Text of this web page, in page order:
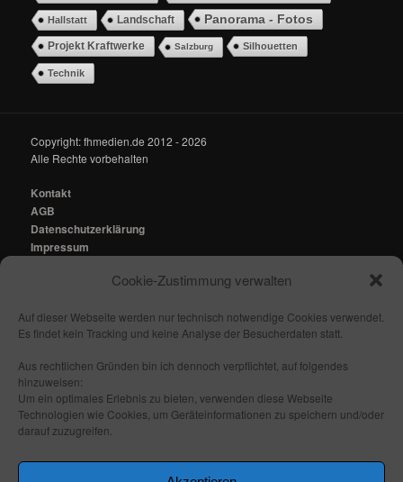
Cookie-Zustimmung verwalten
Auf dieser Webseite werden nur technisch notwendige Cookies verwendet.
Es findet kein Tracking und keine Analyse der Besucherdaten statt.
Aus rechtlichen Gründen bin ich dennoch verpflichtet, auf folgendes
hinzuweisen:
Um ein optimales Erlebnis zu bieten, verwenden diese Webseite
Technologien wie Cookies, um Geräteinformationen zu speichern und/oder
darauf zuzugreifen.
Hallstatt Landschaft Panorama - Fotos
Projekt Kraftwerke Salzburg Silhouetten
Technik
Copyright: fhmedien.de 2012 - 2026
Alle Rechte vorbehalten
Kontakt
AGB
Datenschutzerklärung
Impressum
mail@fhmedien.de
Nach oben/ Seitenanfang
Folge mir:
_ _